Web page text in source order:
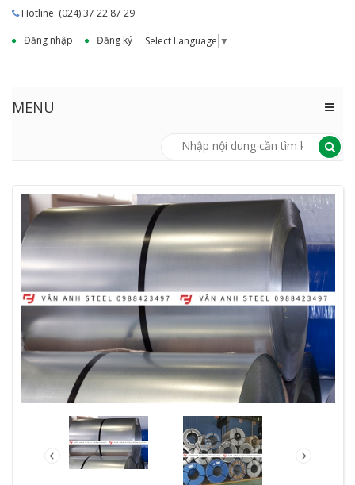
Hotline: (024) 37 22 87 29
Đăng nhập
Đăng ký Select Language ▼
MENU